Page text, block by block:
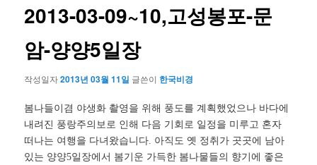
션
2013-03-09~10,고성봉포-문
암-양양5일장
작성일자2013년 03월 11일 글쓴이 한국비경
봄나들이겸 야생화 촬영을 위해 풍도를 계획했었으나 바다에
내려진 풍랑주의보로 인해 다음 기회로 일정을 미루고 혼자
떠나는 여행을 다녀왔습니다. 아직도 옛 정취가 곳곳에 남아
있는 양양5일장에서 봄기운 가득한 봄나물들의 향기에 좋은